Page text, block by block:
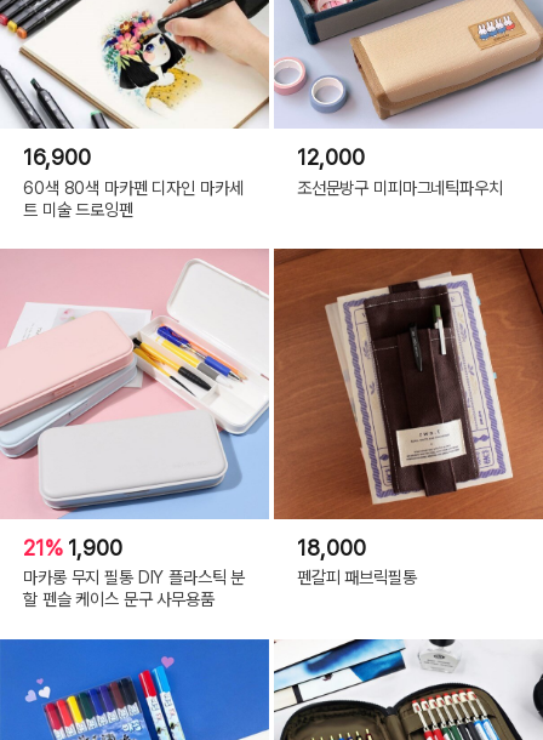
16,900
60색 80색 마카펜 디자인 마카세
트 미술 드로잉펜
12,000
조선문방구 미피마그네틱파우치
21% 1,900
마카롱 무지 필통 DIY 플라스틱 분
할 펜슬 케이스 문구 사무용품
18,000
펜갈피 패브릭필통